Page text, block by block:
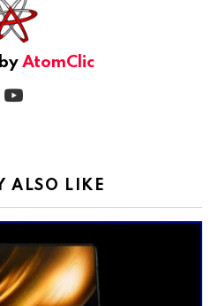
AtomClic
ALSO LIKE